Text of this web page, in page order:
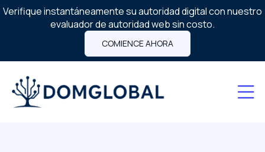
Verifique instantáneamente su autoridad digital con nuestro
evaluador de autoridad web sin costo.
COMIENCE AHORA